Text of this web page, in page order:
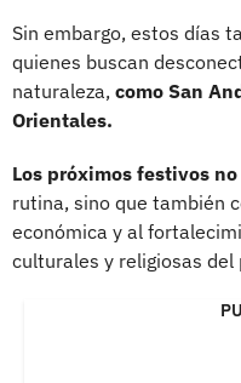
Sin embargo, estos días
quienes buscan
naturaleza, como San
Orientales.
Los próximos festivos
rutina, sino que también
económica y al
culturales y religiosas del